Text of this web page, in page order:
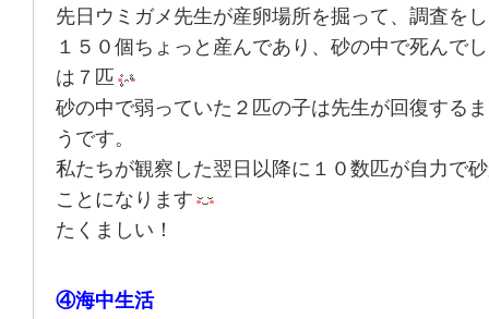
先日ウミガメ先生が産卵場所を掘って、調査を
１５０個ちょっと産んであり、砂の中で死んで
は７匹
砂の中で弱っていた２匹の子は先生が回復する
うです。
私たちが観察した翌日以降に１０数匹が自力で
ことになります
たくましい！
④海中生活